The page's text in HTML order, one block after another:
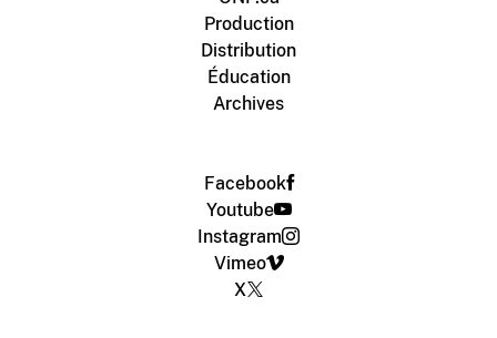
Production
Distribution
Éducation
Archives
Facebook
Youtube
Instagram
Vimeo
X